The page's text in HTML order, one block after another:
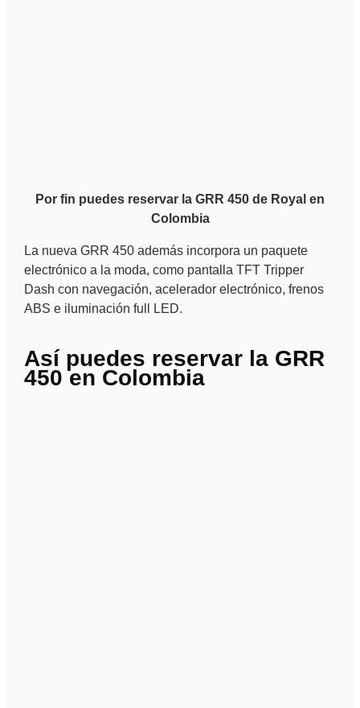
Por fin puedes reservar la GRR 450 de Royal en
Colombia
La nueva GRR 450 además incorpora un paquete
electrónico a la moda, como pantalla TFT Tripper
Dash con navegación, acelerador electrónico, frenos
ABS e iluminación full LED.
Así puedes reservar la GRR
450 en Colombia